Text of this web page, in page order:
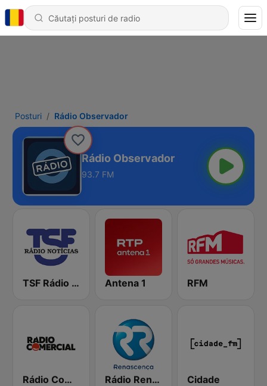
Posturi Rádio Observador
Rádio Observador
93.7 FM
TSF Rádio Notícias Antena 1 RFM
Rádio Comercial Rádio Renascença Cidade